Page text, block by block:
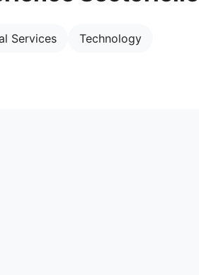
Services Technology